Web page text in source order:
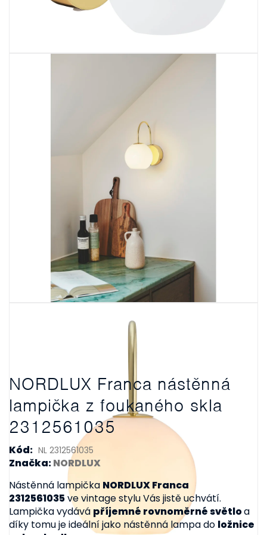
NORDLUX Franca nástěnná
lampička z foukaného skla
2312561035
Kód: NL 2312561035
Značka:NORDLUX
Nástěnná lampička NORDLUX Franca
2312561035ve vintage stylu Vás jistě uchvátí.
Lampička vydává příjemné rovnoměrné světloa
díky tomu je ideální jako nástěnná lampa do ložnice